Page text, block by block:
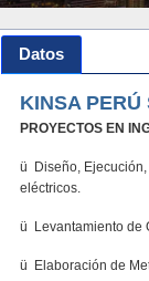
Datos
KINSA PERÚ
PROYECTOS EN
ü Diseño,
eléctricos.
ü Levantamiento de
ü Elaboración de